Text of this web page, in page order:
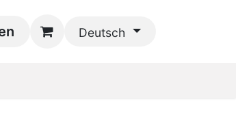
Sie uns Deutsch